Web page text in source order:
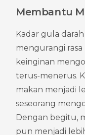
Membantu
Kadar gula
mengurangi
keinginan
terus-menerus.
makan menjadi
seseorang
Dengan begitu,
pun menjadi